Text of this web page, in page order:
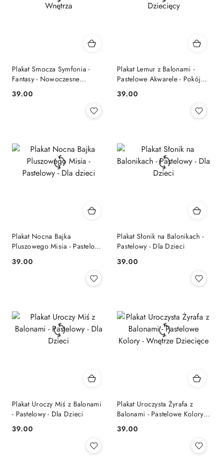
Plakat Smocza Symfonia -
Fantasy - Nowoczesne
Cena:
39.00
Plakat Lemur z Balonami -
Pastelowe Akwarele - Pokój
Cena:
39.00
Plakat Nocna Bajka
Pluszowego Misia - Pastelowy
Cena:
39.00
Plakat Słonik na Balonikach -
Pastelowy - Dla Dzieci
Cena:
39.00
Plakat Uroczy Miś z Balonami
- Pastelowy - Dla Dzieci
Cena:
39.00
Plakat Uroczysta Żyrafa z
Balonami - Pastelowe Kolory -
Cena:
39.00